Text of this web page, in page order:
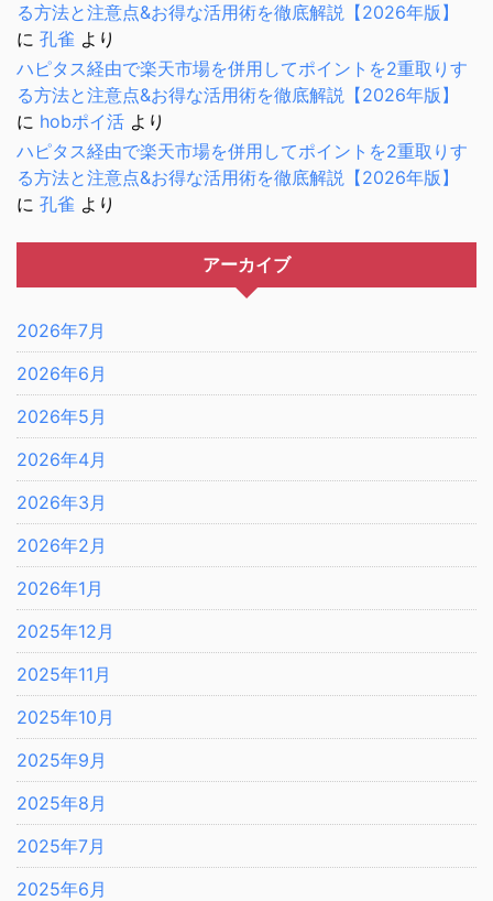
る方法と注意点&お得な活用術を徹底解説【2026年版】
に 孔雀 より
ハピタス経由で楽天市場を併用してポイントを2重取りす
る方法と注意点&お得な活用術を徹底解説【2026年版】
に hobポイ活 より
ハピタス経由で楽天市場を併用してポイントを2重取りす
る方法と注意点&お得な活用術を徹底解説【2026年版】
に 孔雀 より
アーカイブ
2026年7月
2026年6月
2026年5月
2026年4月
2026年3月
2026年2月
2026年1月
2025年12月
2025年11月
2025年10月
2025年9月
2025年8月
2025年7月
2025年6月